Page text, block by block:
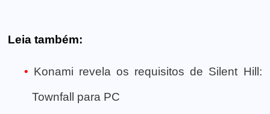
Leia também:
Konami revela os requisitos de Silent Hill:
Townfall para PC